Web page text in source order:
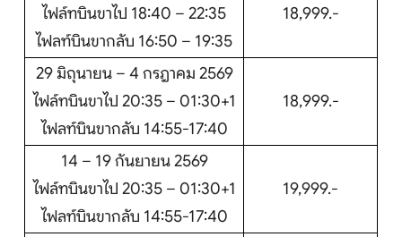
ไฟล์ทบินขาไป 18:40 – 22:35
ไฟลท์บินขากลับ 16:50 – 19:35
18,999.-
29 มิถุนายน – 4 กรฎาคม 2569
ไฟล์ทบินขาไป 20:35 – 01:30+1
ไฟลท์บินขากลับ 14:55-17:40
18,999.-
14 – 19 กันยายน 2569
ไฟล์ทบินขาไป 20:35 – 01:30+1
ไฟลท์บินขากลับ 14:55-17:40
19,999.-